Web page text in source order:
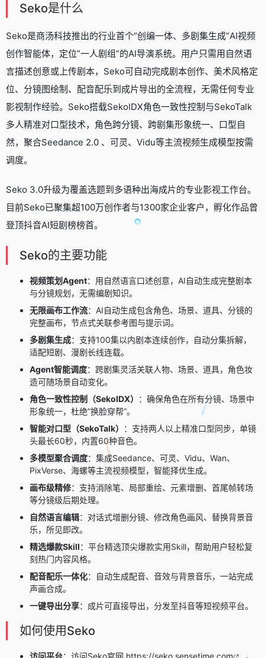
Seko是什么
Seko是商汤科技推出的行业首个”创编一体、多剧集生成”AI视频
创作智能体，定位”一人剧组”的AI导演系统。用户只需用自然语
言描述创意或上传剧本，Seko可自动完成剧本创作、美术风格定
位、分镜图绘制、配音配乐到成片导出的全流程，无需任何专业
影视制作经验。Seko搭载SekoIDX角色一致性控制与SekoTalk
多人精准对口型技术，角色跨分镜、跨剧集形象统一、口型自
然，聚合Seedance 2.0 、可灵、Vidu等主流视频生成模型按需
调度。
Seko 3.0升级为覆盖选题到多语种出海成片的专业影视工作台。
目前Seko已聚集超100万创作者与1300家企业客户，孵化作品曾
登顶抖音AI短剧榜榜首。
Seko的主要功能
视频策划Agent：用自然语言口述创意，AI自动生成完整剧本
与分镜规划，无需编剧知识。
无限画布工作流：AI自动生成包含角色、场景、道具、分镜的
完整画布，节点式关联参考图与提示词。
多剧集生成：支持100集以内剧本连续创作，自动分集拆解，
适配短剧、漫剧长线连载。
Agent智能调度：跨剧集灵活关联人物、场景、道具，角色妆
造可随场景自动变化。
角色一致性控制（SekoIDX）
：确保角色在所有分镜、场景中
形象统一，杜绝”换脸穿帮”。
智能对口型（SekoTalk）
：支持两人以上精准口型同步，单镜
头最长60秒，内置60种音色。
多模型聚合调度：集成Seedance、可灵、Vidu、Wan、
PixVerse、海螺等主流视频模型，智能择优生成。
画布级精修：支持消除笔、局部重绘、元素增删、首尾帧转场
等分镜级后期处理。
自然语言编辑：对话式增删分镜、修改角色画风、替换背景音
乐，所见即改。
精选爆款Skill：平台精选顶尖爆款实用Skill，帮助用户轻松复
刻热门内容风格。
配音配乐一体化：自动生成配音、音效与背景音乐，一站完成
声画合成。
一键导出分享：成片可直接导出，分发至抖音等短视频平台。
如何使用Seko
访问平台：访问Seko官网 https://seko.sensetime.com ，